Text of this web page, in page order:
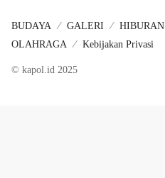
BUDAYA GALERI HIBURAN
OLAHRAGA
Kebijakan Privasi
© kapol.id 2025